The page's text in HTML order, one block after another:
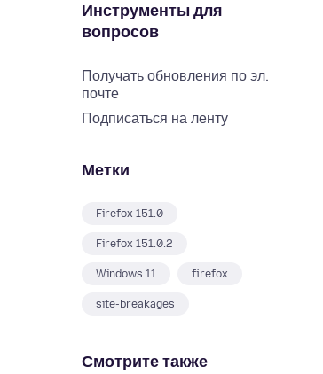
Инструменты для
вопросов
Получать обновления по эл.
почте
Подписаться на ленту
Метки
Firefox 151.0
Firefox 151.0.2
Windows 11 firefox
site-breakages
Смотрите также